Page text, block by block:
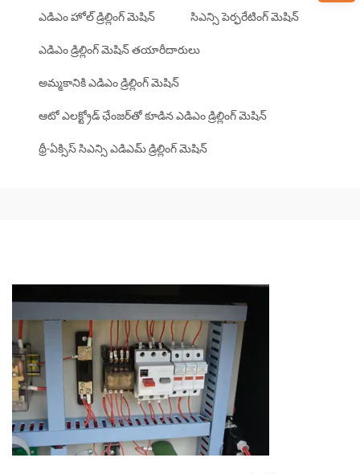
ఎడిఎం హోల్ డ్రిల్లింగ్ మెషిన్ సిఎన్సి పెర్ఫరేటింగ్ మెషిన్
ఎడిఎం డ్రిల్లింగ్ మెషిన్ తయారీదారులు
అమ్మకానికి ఎడిఎం డ్రిల్లింగ్ మెషిన్
ఆటో ఎలక్ట్రోడ్ ఛేంజర్‌తో కూడిన ఎడిఎం డ్రిల్లింగ్ మెషిన్
థ్రీ-ఏక్సిస్ సిఎన్సి ఎడిఎమ్ డ్రిల్లింగ్ మెషిన్